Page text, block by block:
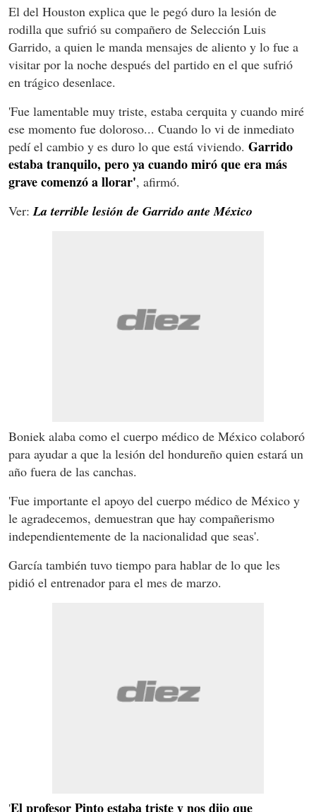
El del Houston explica que le pegó duro la lesión de
rodilla que sufrió su compañero de Selección Luis
Garrido, a quien le manda mensajes de aliento y lo fue a
visitar por la noche después del partido en el que sufrió
en trágico desenlace.
'Fue lamentable muy triste, estaba cerquita y cuando miré
ese momento fue doloroso... Cuando lo vi de inmediato
pedí el cambio y es duro lo que está viviendo. Garrido
estaba tranquilo, pero ya cuando miró que era más
grave comenzó a llorar', afirmó.
Ver: La terrible lesión de Garrido ante México
Boniek alaba como el cuerpo médico de México colaboró
para ayudar a que la lesión del hondureño quien estará un
año fuera de las canchas.
'Fue importante el apoyo del cuerpo médico de México y
le agradecemos, demuestran que hay compañerismo
independientemente de la nacionalidad que seas'.
García también tuvo tiempo para hablar de lo que les
pidió el entrenador para el mes de marzo.
'El profesor Pinto estaba triste y nos dijo que